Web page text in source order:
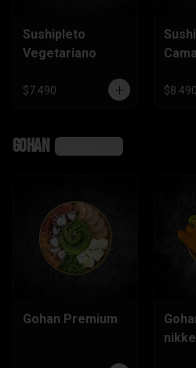
Sushipleto
Vegetariano
$7.490 $8.490
Gohan
Gohan Premium